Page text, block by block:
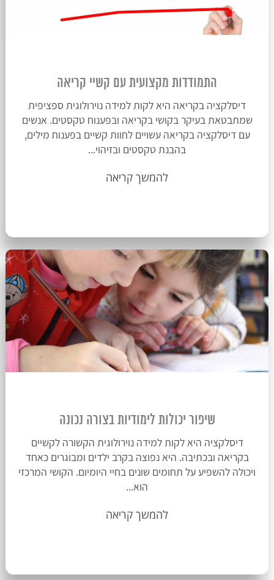
התמודדות מקצועית עם קשיי קריאה
דיסלקציה בקריאה היא לקות למידה נוירולוגית ספציפית
שמתבטאת בעיקר בקושי בקריאה ובפענוח טקסטים. אנשים
עם דיסלקציה בקריאה עשויים לחוות קשיים בפענוח מילים,
בהבנת טקסטים ובזיהוי...
להמשך קריאה
שיפור יכולות לימודיות בצורה נכונה
דיסלקציה היא לקות למידה נוירולוגית הקשורה לקשיים
בקריאה ובכתיבה. היא נפוצה בקרב ילדים ומבוגרים כאחד
ויכולה להשפיע על תחומים שונים בחיי היומיום. הקושי המרכזי
הוא...
להמשך קריאה